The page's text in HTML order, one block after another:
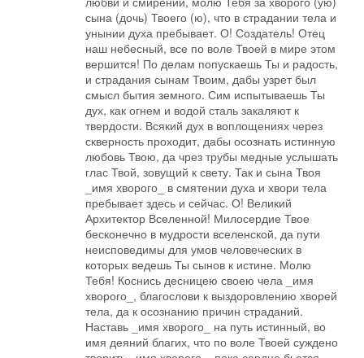
сына (дочь) Твоего (ю), что в страдании тела и
унынии духа пребывает. О! Создатель! Отец
наш небесный, все по воле Твоей в мире этом
вершится! По делам попускаешь Ты и радость,
и страдания сынам Твоим, дабы узрет был
смысл бытия земного. Сим испытываешь Ты
дух, как огнем и водой сталь закаляют к
твердости. Всякий дух в воплощениях через
скверность проходит, дабы осознать истинную
любовь Твою, да чрез трубы медные услышать
глас Твой, зовущий к свету. Так и сына Твоя
_имя хворого_ в смятении духа и хвори тела
пребывает здесь и сейчас. О! Великий
Архитектор Вселенной! Милосердие Твое
бесконечно в мудрости вселенской, да пути
неисповедимы для умов человеческих в
которых ведешь Ты сынов к истине. Молю
Тебя! Коснись десницею своею чела _имя
хворого_, благослови к выздоровлению хворей
тела, да к осознанию причин страданий.
Наставь _имя хворого_ на путь истинный, во
имя деяний благих, что по воле Твоей суждено